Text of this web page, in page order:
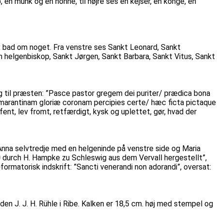
om noget. Fra venstre ses Sankt Leonard, Sankt
Sankt Jørgen, Sankt Barbara, Sankt Vitus, Sankt
til præsten: ”Pasce pastor gregem dei puriter/ prædica bona
gloriæ coronam percipies certe/ hæc ficta pictaque
lev fromt, retfærdigt, kysk og uplettet, gør, hvad der
selvtredje med en helgeninde på venstre side og Maria
H. Hampke zu Schleswig aus dem Vervall hergestellt”,
indskrift: ”Sancti venerandi non adorandi”, oversat:
J. H. Rühle i Ribe. Kalken er 18,5 cm. høj med stempel og